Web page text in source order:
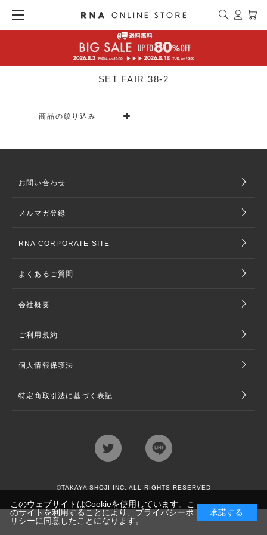
SET FAIR 38-2
商品の絞り込み
お問い合わせ
メルマガ登録
RNA CORPORATE SITE
よくあるご質問
会社概要
ご利用規約
個人情報保護法
特定商取引法に基づく表記
©TAKAYA SHOJI INC. ALL RIGHTS RESERVED
このウェブサイトはCookieを使用しています。こ
のサイトを利用することにより、 プライバシーポ
リシーに同意したことになります。
承諾する